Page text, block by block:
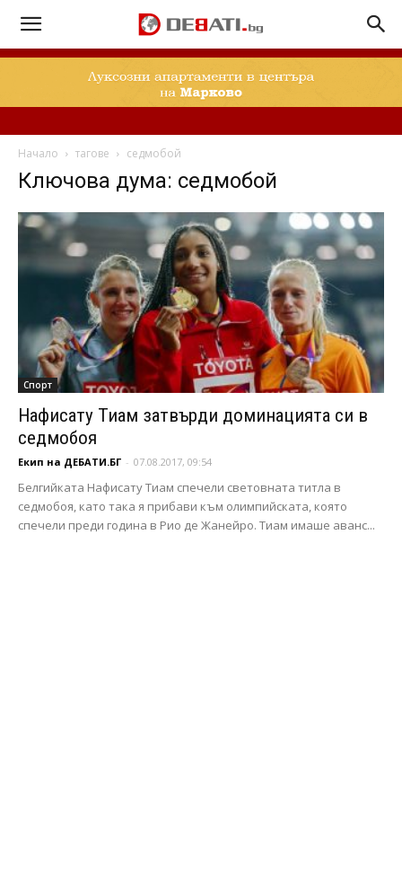
Начало тагове седмобой
Ключова дума: седмобой
Спорт
Нафисату Тиам затвърди доминацията си в
седмобоя
Екип на ДЕБАТИ.БГ - 07.08.2017, 09:54
Белгийката Нафисату Тиам спечели световната титла в
седмобоя, като така я прибави към олимпийската, която
спечели преди година в Рио де Жанейро. Тиам имаше аванс...